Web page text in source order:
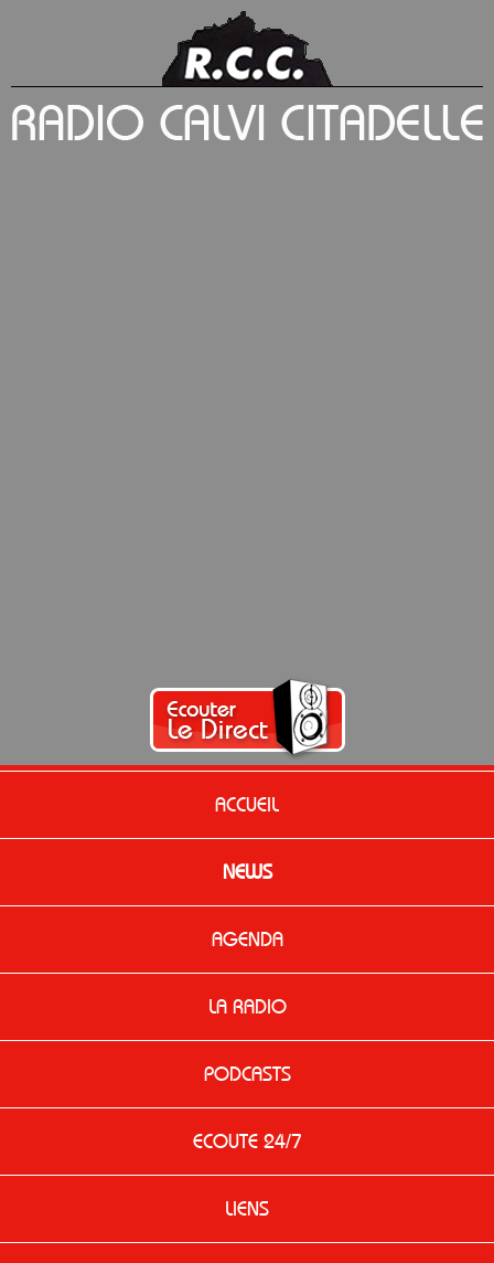
ACCUEIL
NEWS
AGENDA
LA RADIO
PODCASTS
ECOUTE 24/7
LIENS